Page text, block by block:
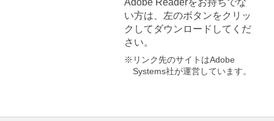
い方は、左のボタンをクリッ
クしてダウンロードしてくだ
さい。
※リンク先のサイトはAdobe
Systems社が運営しています。